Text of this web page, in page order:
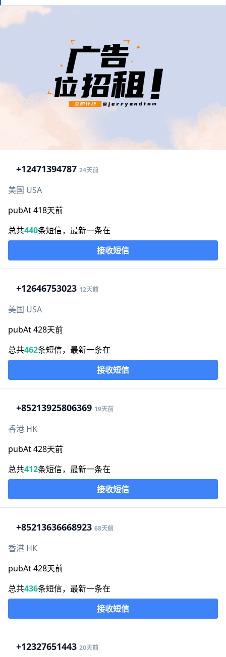
+12471394787 24天前
美国 USA
pubAt 418天前
总共440条短信，最新一条在
接收短信
+12646753023 12天前
美国 USA
pubAt 428天前
总共462条短信，最新一条在
接收短信
+85213925806369 19天前
香港 HK
pubAt 428天前
总共412条短信，最新一条在
接收短信
+85213636668923 68天前
香港 HK
pubAt 428天前
总共436条短信，最新一条在
接收短信
+12327651443 20天前